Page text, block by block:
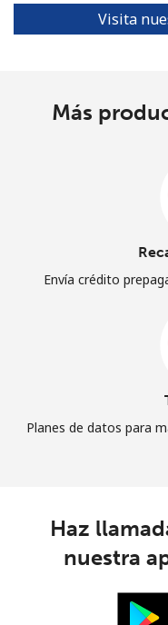
Visita
Más
Envía crédito
Planes de datos para
Haz
nuestra